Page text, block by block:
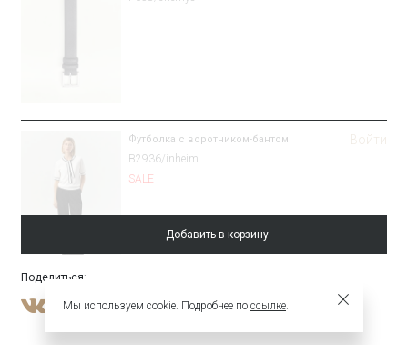
Футболка с воротником-бантом
B2936/inheim
SALE
Войти
Брюки зауженного кроя из костюмной
Брюки D001/aspect
Добавить в корзину
Поделиться:
Мы используем cookie. Подробнее по ссылке